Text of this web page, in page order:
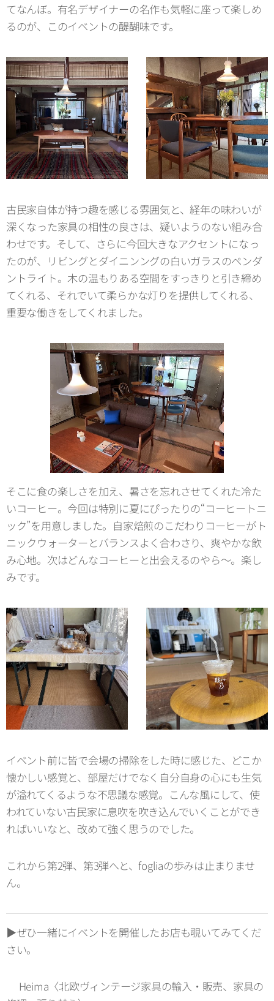
てなんぼ。有名デザイナーの名作も気軽に座って楽しめ
るのが、このイベントの醍醐味です。
古民家自体が持つ趣を感じる雰囲気と、経年の味わいが
深くなった家具の相性の良さは、疑いようのない組み合
わせです。そして、さらに今回大きなアクセントになっ
たのが、リビングとダイニンングの白いガラスのペンダ
ントライト。木の温もりある空間をすっきりと引き締め
てくれる、それでいて柔らかな灯りを提供してくれる、
重要な働きをしてくれました。
そこに食の楽しさを加え、暑さを忘れさせてくれた冷た
いコーヒー。今回は特別に夏にぴったりの“コーヒートニ
ック”を用意しました。自家焙煎のこだわりコーヒーがト
ニックウォーターとバランスよく合わさり、爽やかな飲
み心地。次はどんなコーヒーと出会えるのやら〜。楽し
みです。
イベント前に皆で会場の掃除をした時に感じた、どこか
懐かしい感覚と、部屋だけでなく自分自身の心にも生気
が溢れてくるような不思議な感覚。こんな風にして、使
われていない古民家に息吹を吹き込んでいくことができ
ればいいなと、改めて強く思うのでした。
これから第2弾、第3弾へと、fogliaの歩みは止まりませ
ん。
▶️ぜひ一緒にイベントを開催したお店も覗いてみてくだ
さい。
⚫︎Heima〈北欧ヴィンテージ家具の輸入・販売、家具の